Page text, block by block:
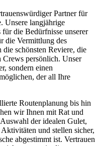
Partner für
Unsere langjährige
die Bedürfnisse unserer
die Vermittlung des
die schönsten Reviere, die
Crews persönlich. Unser
sondern einen
der all Ihre
Routenplanung bis hin
wir Ihnen mit Rat und
der idealen Gulet,
und stellen sicher,
abgestimmt ist. Vertrauen